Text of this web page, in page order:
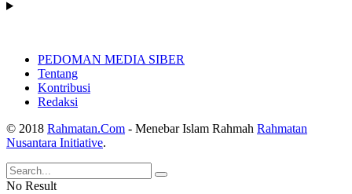
PEDOMAN MEDIA SIBER
Tentang
Kontribusi
Redaksi
© 2018 Rahmatan.Com - Menebar Islam Rahmah Rahmatan
Nusantara Initiative.
No Result